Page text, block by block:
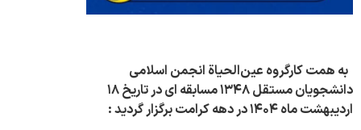
به همت کارگروه عین‌الحیاة انجمن اسلامی
دانشجویان مستقل ۱۳۴۸ مسابقه ای در تاریخ ۱۸
اردیبهشت ماه ۱۴۰۴ در دهه کرامت برگزار گردید :